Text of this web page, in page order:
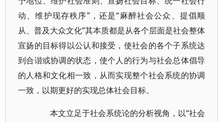
动、维护现存秩序”，还是“麻醉社会公众、提倡顺
从、普及大众文化”其本质都是从各个层面是社会整体
宣扬的目标得以公认和接受，使社会的各个子系统达
到合谐或协调的状态，使个人的行为与社会总体倡导
的人格和文化相一致，从而实现整个社会系统的协调
一致，以期更好的实现总体社会目标。
本文立足于社会系统论的分析视角，以“社会